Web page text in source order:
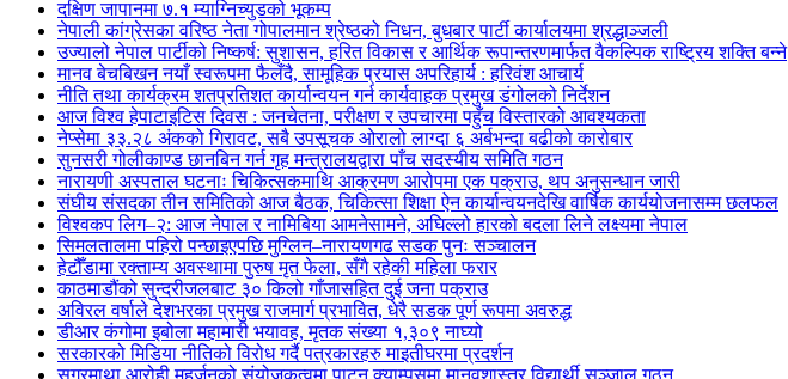
दक्षिण जापानमा ७.१ म्याग्निच्युडको भूकम्प
नेपाली कांग्रेसका वरिष्ठ नेता गोपालमान श्रेष्ठको निधन, बुधबार पार्टी कार्यालयमा श्रद्धाञ्जली
उज्यालो नेपाल पार्टीको निष्कर्ष: सुशासन, हरित विकास र आर्थिक रूपान्तरणमार्फत वैकल्पिक राष्ट्रिय शक्ति बन्ने
मानव बेचबिखन नयाँ स्वरूपमा फैलँदै, सामूहिक प्रयास अपरिहार्य : हरिवंश आचार्य
नीति तथा कार्यक्रम शतप्रतिशत कार्यान्वयन गर्न कार्यवाहक प्रमुख डंगोलको निर्देशन
आज विश्व हेपाटाइटिस दिवस : जनचेतना, परीक्षण र उपचारमा पहुँच विस्तारको आवश्यकता
नेप्सेमा ३३.२८ अंकको गिरावट, सबै उपसूचक ओरालो लाग्दा ६ अर्बभन्दा बढीको कारोबार
सुनसरी गोलीकाण्ड छानबिन गर्न गृह मन्त्रालयद्वारा पाँच सदस्यीय समिति गठन
नारायणी अस्पताल घटनाः चिकित्सकमाथि आक्रमण आरोपमा एक पक्राउ, थप अनुसन्धान जारी
संघीय संसदका तीन समितिको आज बैठक, चिकित्सा शिक्षा ऐन कार्यान्वयनदेखि वार्षिक कार्ययोजनासम्म छलफल
विश्वकप लिग–२: आज नेपाल र नामिबिया आमनेसामने, अघिल्लो हारको बदला लिने लक्ष्यमा नेपाल
सिमलतालमा पहिरो पन्छाइएपछि मुग्लिन–नारायणगढ सडक पुनः सञ्चालन
हेटौँडामा रक्ताम्य अवस्थामा पुरुष मृत फेला, सँगै रहेकी महिला फरार
काठमाडौंको सुन्दरीजलबाट ३० किलो गाँजासहित दुई जना पक्राउ
अविरल वर्षाले देशभरका प्रमुख राजमार्ग प्रभावित, धेरै सडक पूर्ण रूपमा अवरुद्ध
डीआर कंगोमा इबोला महामारी भयावह, मृतक संख्या १,३०९ नाघ्यो
सरकारको मिडिया नीतिको विरोध गर्दै पत्रकारहरु माइतीघरमा प्रदर्शन
सगरमाथा आरोही महर्जनको संयोजकत्वमा पाटन क्याम्पसमा मानवशास्त्र विद्यार्थी सञ्जाल गठन